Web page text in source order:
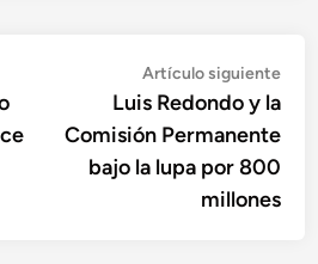
Artículo siguiente
Luis Redondo y la
Comisión Permanente
bajo la lupa por 800
millones